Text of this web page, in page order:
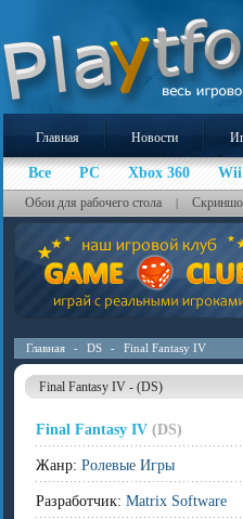
Главная Новости
Все PC Xbox 360 Wii
Обои для рабочего стола |
Главная - DS - Final Fantasy IV
Final Fantasy IV - (DS)
Final Fantasy IV (DS)
Жанр: Ролевые Игры
Разработчик: Matrix Software